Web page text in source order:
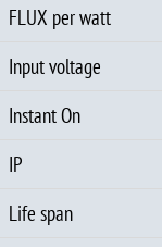
FLUX per watt
Input voltage
Instant On
IP
Life span